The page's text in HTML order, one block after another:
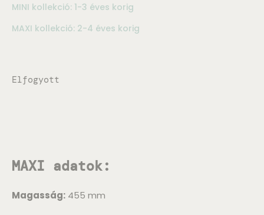
MAXI adatok:
Magasság: 455 mm
MINI kollekció: 1-3 éves korig
MAXI kollekció: 2-4 éves korig
Elfogyott